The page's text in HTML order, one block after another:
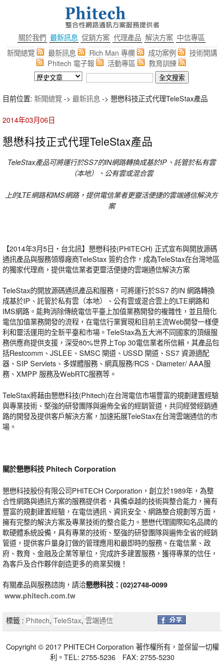
關於我們 最新訊息 促銷方案 代理產品 解決方案 中信專區
新聞總覽
最新訊息 Rich Man 專欄 成功案例
技術開講
Phitech 電子報
活動專區 教育訓練
目前位置: 新聞總覽-> 最新訊息 -> 懇懋科技正式代理TeleStax產品
2014年03月06日
懇懋科技正式代理TeleStax產品
TeleStax產品可將運行於SS7的IN網路轉換成基於IP、託管於私有雲
（本地）、公有雲或混合雲
上的LTE網路和IMS網路，提供電信業者更靈活便捷的雲端通信解決方
案
【2014年3月5日‧台北訊】懇懋科技(PHITECH) 正式宣布與開放源碼
通訊產品與服務領導廠商TeleStax 簽約合作，成為TeleStax在台灣地區
的獨家代理商，提供電信業者更靈活便捷的雲端通信解決方案
TeleStax的開放源碼通訊產品和服務，可將運行於SS7 的IN 網路轉換
成基於IP、託管於私有雲（本地）、公有雲或混合雲上的LTE網路和
IMS網路。能夠消除傳統電信平臺上加值業務開發的複雜性，並且簡化
電信加值業務開發的流程，在電信行業實現和目前主流Web開發一樣便
利和靈活運用的全新平臺和市場。TeleStax為五大洲不同國家的頂級服
務供應商提供支援，深受80%世界上Top 30電信業者所信賴，其產品包
括Restcomm、JSLEE、SMSC 閘道、USSD 閘道、SS7 資源適配
器、SIP Servlets、多媒體服務、網真服務/RCS、Diameter/ AAA服
務、XMPP 服務及WebRTC服務等。
TeleStax將藉由懇懋科技(Phitech)在台灣電信市場豐富的規劃建置經驗
與專業技術、堅強的研發團隊與遍佈全省的經銷管道，共同經營經銷通
路的開發及提供客戶解決方案，加速拓展TeleStax在台灣雲端通信的市
場。
關於懇懋科技 Phitech Corporation
懇懋科技股份有限公司PHITECH Corporation，創立於1989年，為整
合性網路與通訊方案的服務提供者，具備卓越的技術與整合能力，擁有
豐富的規劃建置經驗，在電信通訊、資訊安全、網路整合規劃等方面，
擁有完整的解決方案及專業技術的整合能力。懇懋代理國際知名品牌的
軟硬體系統設備，具有專業的技術、堅強的研發團隊與遍佈全省的經銷
管道，提供客戶量身訂做的管理應用和最即時的服務。在電信業、政
府、教育、金融及企業等單位，完成許多建置服務，獲得專業的信任，
為客戶及合作夥伴創造更多的商業契機！
有關產品與服務諮詢，請洽懇懋科技： (02)2748-0099
www.phitech.com.tw
標籤 : Phitech, TeleStax, 雲端通信
Copyright © 2017 PHITECH Corporation 著作權所有，並保留一切權
利。TEL: 2755-5236 FAX: 2755-5230